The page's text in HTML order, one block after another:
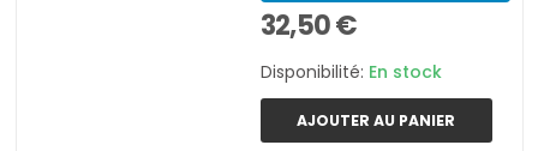
32,50 €
Disponibilité: En stock
AJOUTER AU PANIER